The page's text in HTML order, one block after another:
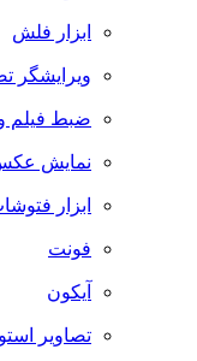
ابزار فلش
ویرایشگر تصویر
ضبط فيلم و عكس
نمایش عکس
ابزار فتوشاپ
فونت
آیکون
تصاویر استوک